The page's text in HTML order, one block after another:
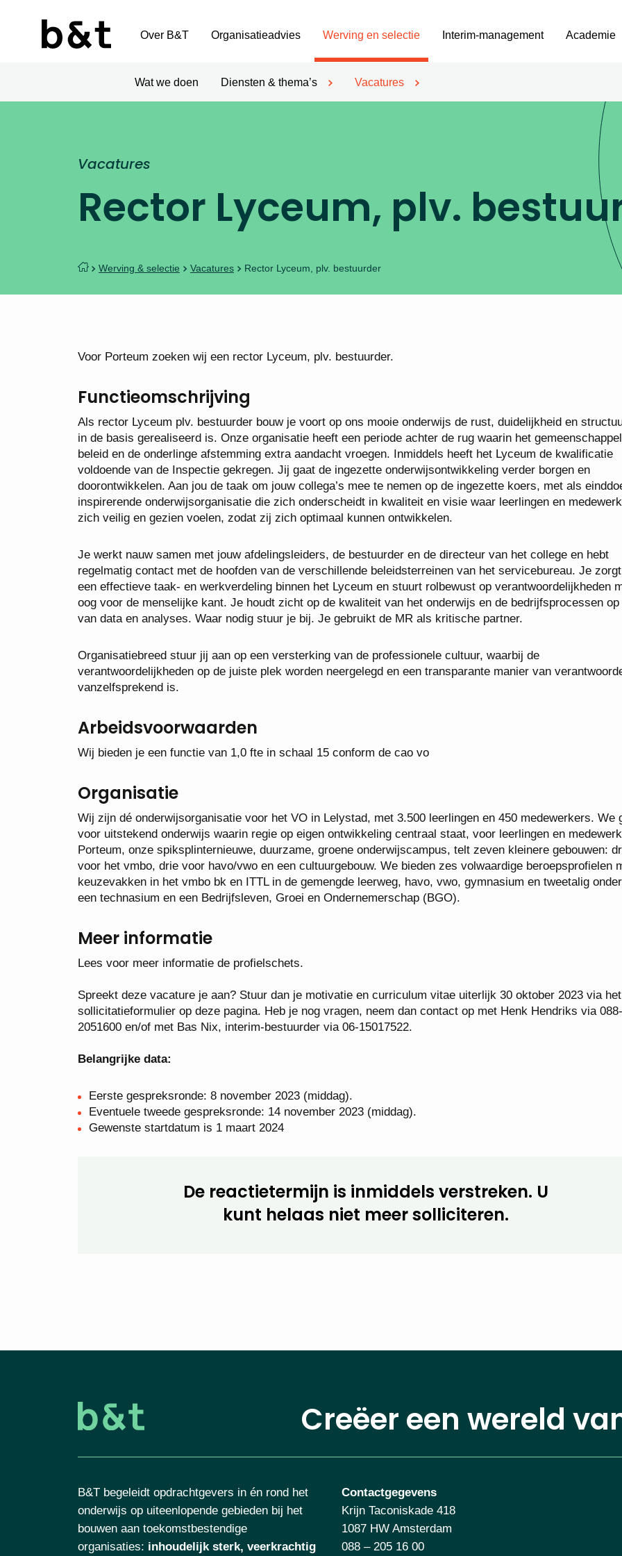
Over B&T Organisatieadvies Werving en selectie
Wat we doen Diensten & thema’s Vacatures
Interim-management Academie
Rector Lyceum, plv.
Vacatures
Werving & selectie Vacatures Rector Lyceum, plv. bestuurder
Voor Porteum zoeken wij een rector Lyceum, plv. bestuurder.
Functieomschrijving
Als rector Lyceum plv. bestuurder bouw je voort op ons mooie onderwijs de rust, duidelijkheid en
in de basis gerealiseerd is. Onze organisatie heeft een periode achter de rug waarin het
beleid en de onderlinge afstemming extra aandacht vroegen. Inmiddels heeft het Lyceum de kwalificatie
voldoende van de Inspectie gekregen. Jij gaat de ingezette onderwijsontwikkeling verder borgen en
doorontwikkelen. Aan jou de taak om jouw collega’s mee te nemen op de ingezette koers, met als
inspirerende onderwijsorganisatie die zich onderscheidt in kwaliteit en visie waar leerlingen en
zich veilig en gezien voelen, zodat zij zich optimaal kunnen ontwikkelen.
Je werkt nauw samen met jouw afdelingsleiders, de bestuurder en de directeur van het college en hebt
regelmatig contact met de hoofden van de verschillende beleidsterreinen van het servicebureau. Je
een effectieve taak- en werkverdeling binnen het Lyceum en stuurt rolbewust op verantwoordelijkheden
oog voor de menselijke kant. Je houdt zicht op de kwaliteit van het onderwijs en de bedrijfsprocessen
van data en analyses. Waar nodig stuur je bij. Je gebruikt de MR als kritische partner.
Organisatiebreed stuur jij aan op een versterking van de professionele cultuur, waarbij de
verantwoordelijkheden op de juiste plek worden neergelegd en een transparante manier van
vanzelfsprekend is.
Arbeidsvoorwaarden
Wij bieden je een functie van 1,0 fte in schaal 15 conform de cao vo
Organisatie
Wij zijn dé onderwijsorganisatie voor het VO in Lelystad, met 3.500 leerlingen en 450 medewerkers. We
voor uitstekend onderwijs waarin regie op eigen ontwikkeling centraal staat, voor leerlingen en
Porteum, onze spiksplinternieuwe, duurzame, groene onderwijscampus, telt zeven kleinere gebouwen:
voor het vmbo, drie voor havo/vwo en een cultuurgebouw. We bieden zes volwaardige beroepsprofielen
keuzevakken in het vmbo bk en ITTL in de gemengde leerweg, havo, vwo, gymnasium en tweetalig
een technasium en een Bedrijfsleven, Groei en Ondernemerschap (BGO).
Meer informatie
Lees voor meer informatie de profielschets.
Spreekt deze vacature je aan? Stuur dan je motivatie en curriculum vitae uiterlijk 30 oktober 2023 via het
sollicitatieformulier op deze pagina. Heb je nog vragen, neem dan contact op met Henk Hendriks via 088-
2051600 en/of met Bas Nix, interim-bestuurder via 06-15017522.
Belangrijke data:
Eerste gespreksronde: 8 november 2023 (middag).
Eventuele tweede gespreksronde: 14 november 2023 (middag).
Gewenste startdatum is 1 maart 2024
De reactietermijn is inmiddels verstreken. U
kunt helaas niet meer solliciteren.
Creëer een wereld
B&T begeleidt opdrachtgevers in én rond het
onderwijs op uiteenlopende gebieden bij het
bouwen aan toekomstbestendige
organisaties: inhoudelijk sterk, veerkrachtig
Contactgegevens
Krijn Taconiskade 418
1087 HW Amsterdam
088 – 205 16 00